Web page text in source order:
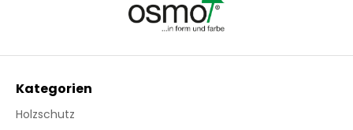
Kategorien
Holzschutz